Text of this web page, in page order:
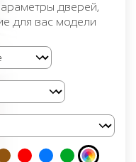
дверей,
для вас модели